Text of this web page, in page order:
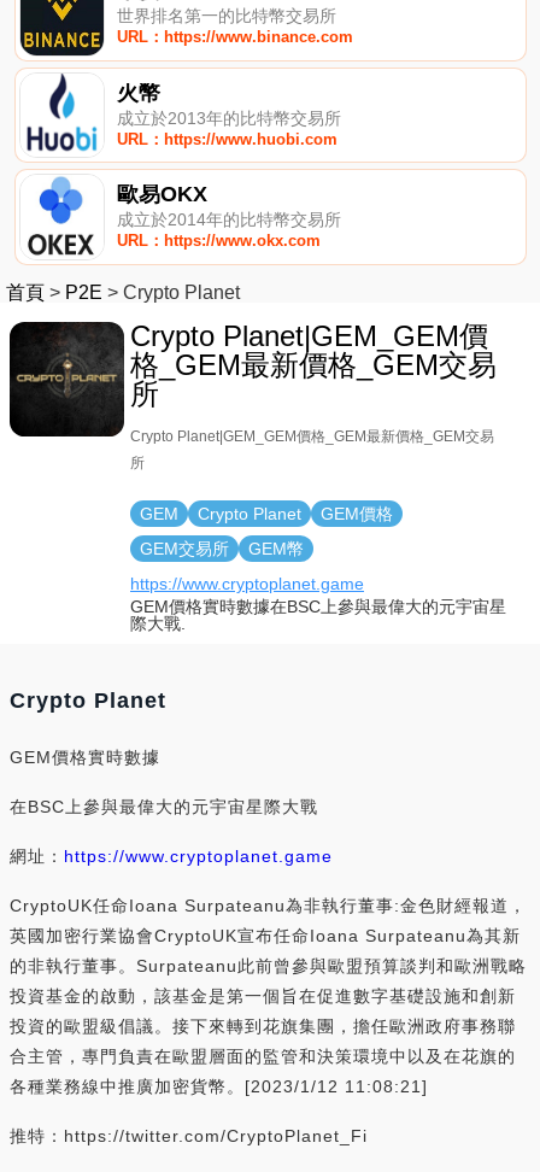
世界排名第一的比特幣交易所
URL：https://www.binance.com
火幣
成立於2013年的比特幣交易所
URL：https://www.huobi.com
歐易OKX
成立於2014年的比特幣交易所
URL：https://www.okx.com
首頁 > P2E > Crypto Planet
Crypto Planet|GEM_GEM價
格_GEM最新價格_GEM交易
所
Crypto Planet|GEM_GEM價格_GEM最新價格_GEM交易
所
GEM Crypto Planet
GEM價格
GEM交易所
GEM幣
https://www.cryptoplanet.game
GEM價格實時數據在BSC上參與最偉大的元宇宙星
際大戰.
Crypto Planet
GEM價格實時數據
在BSC上參與最偉大的元宇宙星際大戰
網址： https://www.cryptoplanet.game
CryptoUK任命Ioana Surpateanu為非執行董事:金色財經報道，
英國加密行業協會CryptoUK宣布任命Ioana Surpateanu為其新
的非執行董事。Surpateanu此前曾參與歐盟預算談判和歐洲戰略
投資基金的啟動，該基金是第一個旨在促進數字基礎設施和創新
投資的歐盟級倡議。接下來轉到花旗集團，擔任歐洲政府事務聯
合主管，專門負責在歐盟層面的監管和決策環境中以及在花旗的
各種業務線中推廣加密貨幣。[2023/1/12 11:08:21]
推特：https://twitter.com/CryptoPlanet_Fi